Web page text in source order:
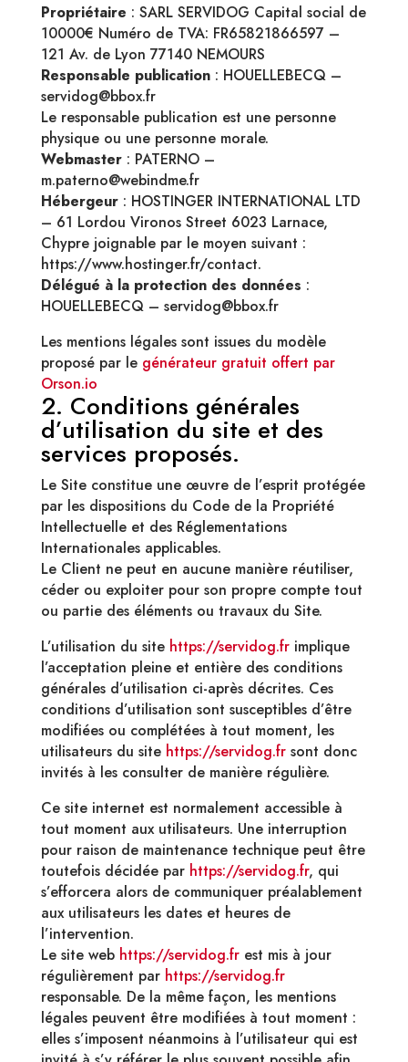
Propriétaire : SARL SERVIDOG Capital social de
10000€ Numéro de TVA: FR65821866597 –
121 Av. de Lyon 77140 NEMOURS
Responsable publication: HOUELLEBECQ –
servidog@bbox.fr
Le responsable publication est une personne
physique ou une personne morale.
Webmaster: PATERNO –
m.paterno@webindme.fr
Hébergeur: HOSTINGER INTERNATIONAL LTD
– 61 Lordou Vironos Street 6023 Larnace,
Chypre joignable par le moyen suivant :
https://www.hostinger.fr/contact.
Délégué à la protection des données :
HOUELLEBECQ – servidog@bbox.fr
Les mentions légales sont issues du modèle
proposé par le générateur gratuit offert par
Orson.io
2. Conditions générales
d’utilisation du site et des
services proposés.
Le Site constitue une œuvre de l’esprit protégée
par les dispositions du Code de la Propriété
Intellectuelle et des Réglementations
Internationales applicables.
Le Client ne peut en aucune manière réutiliser,
céder ou exploiter pour son propre compte tout
ou partie des éléments ou travaux du Site.
L’utilisation du site https://servidog.frimplique
l’acceptation pleine et entière des conditions
générales d’utilisation ci-après décrites. Ces
conditions d’utilisation sont susceptibles d’être
modifiées ou complétées à tout moment, les
utilisateurs du site https://servidog.frsont donc
invités à les consulter de manière régulière.
Ce site internet est normalement accessible à
tout moment aux utilisateurs. Une interruption
pour raison de maintenance technique peut être
toutefois décidée par https://servidog.fr, qui
s’efforcera alors de communiquer préalablement
aux utilisateurs les dates et heures de
l’intervention.
Le site web https://servidog.frest mis à jour
régulièrement par https://servidog.fr
responsable. De la même façon, les mentions
légales peuvent être modifiées à tout moment :
elles s’imposent néanmoins à l’utilisateur qui est